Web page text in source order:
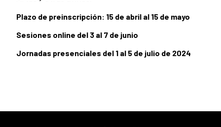
Plazo de preinscripción: 15 de abril al 15 de mayo
Sesiones online del 3 al 7 de junio
Jornadas presenciales del 1 al 5 de julio de 2024